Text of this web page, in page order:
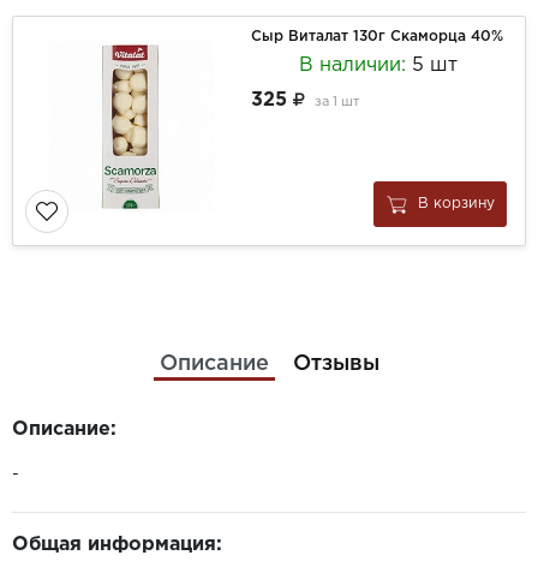
Сыр Виталат 130г Скаморца 40%
В наличии: 5 шт
325
за 1 шт
В корзину
Описание Отзывы
Описание:
-
Общая информация: